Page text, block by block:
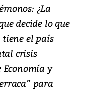
¿La
decide lo que
tiene el país
crisis
y
para